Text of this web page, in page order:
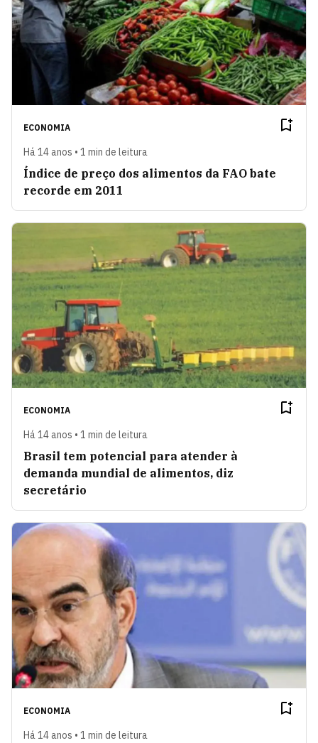
ECONOMIA
Há 14 anos • 1 min de leitura
Índice de preço dos alimentos da FAO bate
recorde em 2011
ECONOMIA
Há 14 anos • 1 min de leitura
Brasil tem potencial para atender à
demanda mundial de alimentos, diz
secretário
ECONOMIA
Há 14 anos • 1 min de leitura